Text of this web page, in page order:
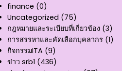
finance (0)
Uncategorized (75)
กฎหมายและระเบียบที่เกี่ยวข้อง (3)
การสรรหาและคัดเลือกบุคลากร (1)
กิจกรรมITA (9)
ข่าว srb1 (436)